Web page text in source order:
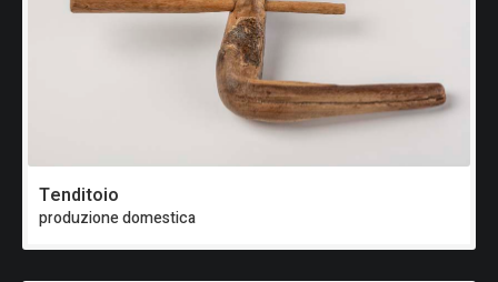
Tenditoio
produzione domestica